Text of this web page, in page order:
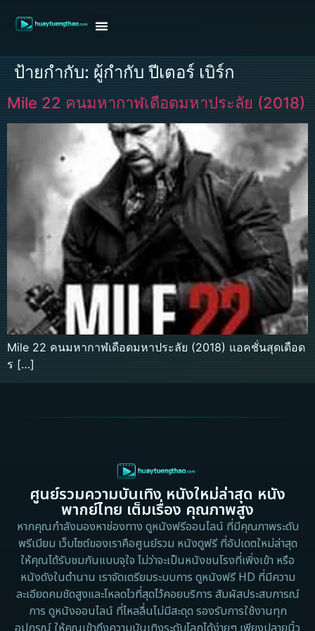
ป้ายกำกับ: ผู้กำกับ ปีเตอร์ เบิร์ก
Mile 22 คนมหากาฬเดือดมหาประลัย (2018)
Mile 22 คนมหากาฬเดือดมหาประลัย (2018) แอคชั่นสุดเดือด
ร […]
ศูนย์รวมความบันเทิง หนังใหม่ล่าสุด หนัง
พากย์ไทย เต็มเรื่อง คุณภาพสูง
หากคุณกำลังมองหาช่องทาง ดูหนังฟรีออนไลน์ ที่มีคุณภาพระดับ
พรีเมียม เว็บไซต์ของเราคือศูนย์รวม หนังดูฟรี ที่อัปเดตใหม่ล่าสุด
ให้คุณได้รับชมกันแบบจุใจ ไม่ว่าจะเป็นหนังชนโรงที่เพิ่งเข้า หรือ
หนังดังในตำนาน เราจัดเตรียมระบบการ ดูหนังฟรี HD ที่มีความ
ละเอียดคมชัดสูงและโหลดไวที่สุดไว้คอยบริการ สัมผัสประสบการณ์
การ ดูหนังออนไลน์ ที่ไหลลื่นไม่มีสะดุด รองรับการใช้งานทุก